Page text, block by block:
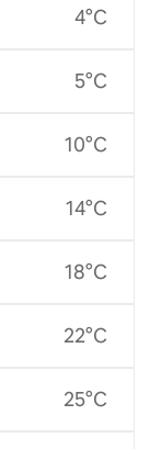
4°C
5°C
10°C
14°C
18°C
22°C
25°C